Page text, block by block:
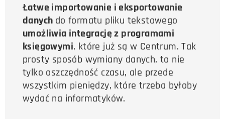
Łatwe importowanie i eksportowanie
danych do formatu pliku tekstowego
umożliwia integrację z programami
księgowymi, które już są w Centrum. Tak
prosty sposób wymiany danych, to nie
tylko oszczędność czasu, ale przede
wszystkim pieniędzy, które trzeba byłoby
wydać na informatyków.